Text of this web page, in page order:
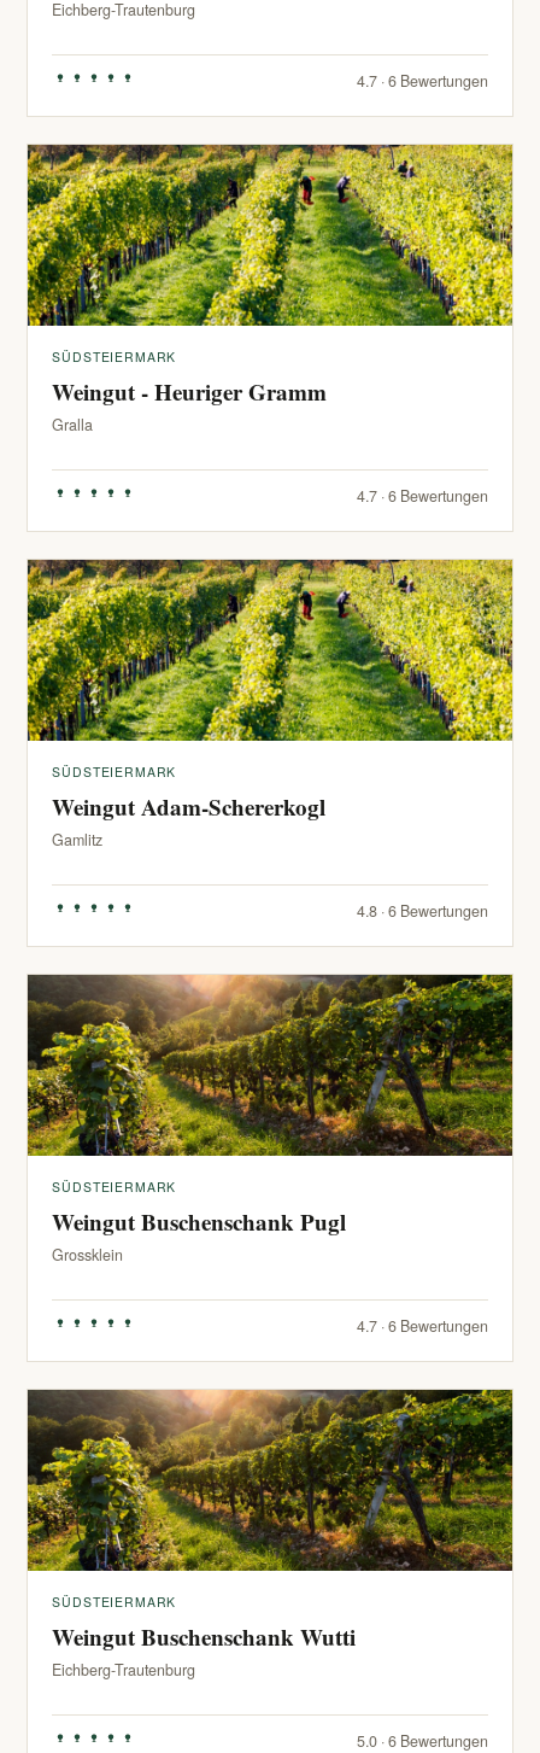
Eichberg-Trautenburg
4.7 · 6 Bewertungen
SÜDSTEIERMARK
Weingut - Heuriger Gramm
Gralla
4.7 · 6 Bewertungen
SÜDSTEIERMARK
Weingut Adam-Schererkogl
Gamlitz
4.8 · 6 Bewertungen
SÜDSTEIERMARK
Weingut Buschenschank Pugl
Grossklein
4.7 · 6 Bewertungen
SÜDSTEIERMARK
Weingut Buschenschank Wutti
Eichberg-Trautenburg
5.0 · 6 Bewertungen